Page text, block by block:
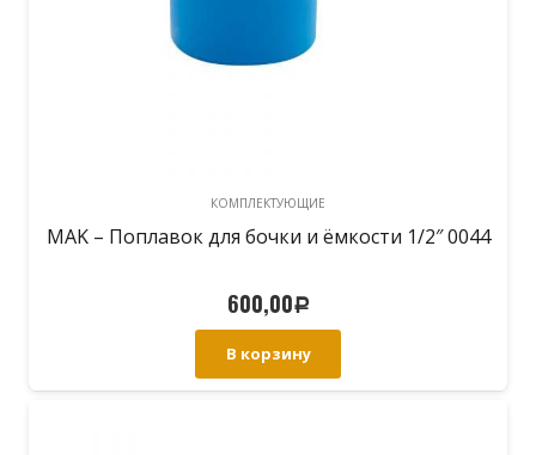
КОМПЛЕКТУЮЩИЕ
MAK – Поплавок для бочки и ёмкости 1/2″ 0044
600,00Р
В корзину